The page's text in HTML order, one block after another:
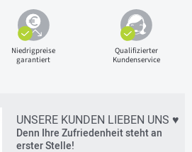
Niedrigpreise
garantiert
Qualifizierter
Kundenservice
UNSERE KUNDEN LIEBEN UNS ♥
Denn Ihre Zufriedenheit steht an
erster Stelle!